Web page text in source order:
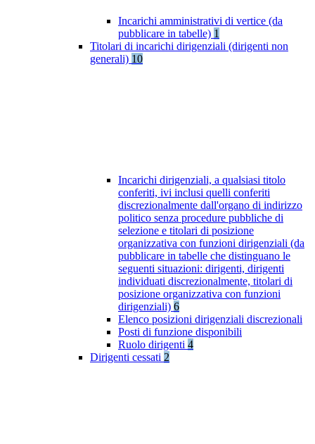
Incarichi amministrativi di vertice (da
pubblicare in tabelle) 1
Titolari di incarichi dirigenziali (dirigenti non
generali) 10
Incarichi dirigenziali, a qualsiasi titolo
conferiti, ivi inclusi quelli conferiti
discrezionalmente dall'organo di indirizzo
politico senza procedure pubbliche di
selezione e titolari di posizione
organizzativa con funzioni dirigenziali (da
pubblicare in tabelle che distinguano le
seguenti situazioni: dirigenti, dirigenti
individuati discrezionalmente, titolari di
posizione organizzativa con funzioni
dirigenziali) 6
Elenco posizioni dirigenziali discrezionali
Posti di funzione disponibili
Ruolo dirigenti 4
Dirigenti cessati 2